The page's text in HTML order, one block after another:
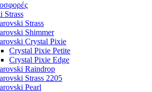
Strass
Strass
Shimmer
Crystal Pixie
Crystal Pixie Petite
Crystal Pixie Edge
Raindrop
Strass 2205
Pearl